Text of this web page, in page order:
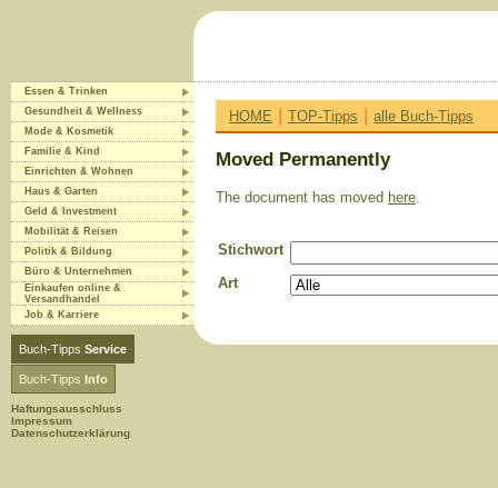
Essen & Trinken
Gesundheit & Wellness
Mode & Kosmetik
Familie & Kind
Einrichten & Wohnen
Haus & Garten
Geld & Investment
Mobilität & Reisen
Politik & Bildung
Büro & Unternehmen
Einkaufen online &
Versandhandel
Job & Karriere
Buch-Tipps Service
Buch-Tipps Info
Haftungsausschluss
Impressum
Datenschutzerklärung
HOME | TOP-Tipps | alle Buch-Tipps
Moved Permanently
The document has moved here.
Stichwort
Art